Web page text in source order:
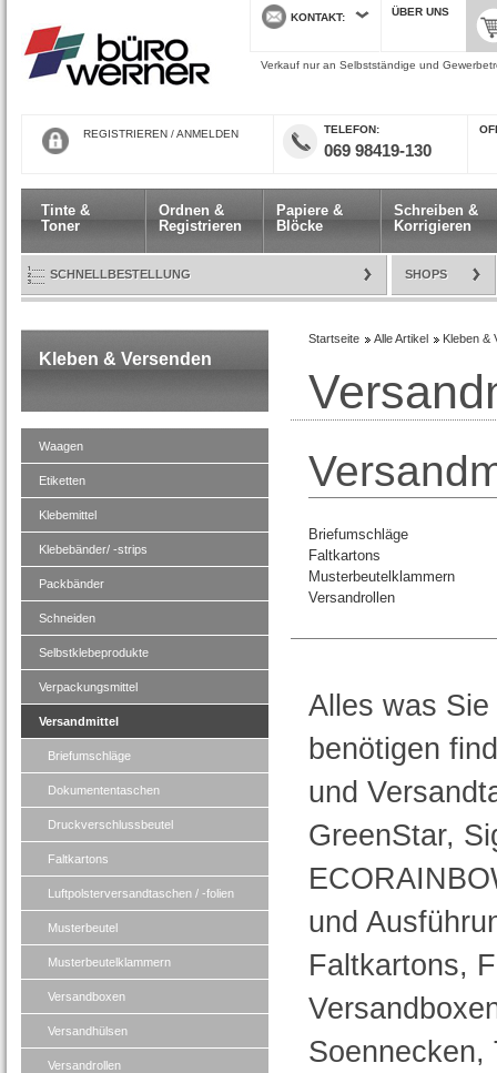
KONTAKT ÜBER UNS
Verkauf nur an Selbstständige und
REGISTRIEREN /ANMELDEN TELEFON
069 98419-130
Tinte &
Toner
Ordnen &
Registrieren
Papiere &
Blöcke
Schreiben &
Korrigieren
SCHNELLBESTELLUNG SHOPS
Kleben & Versenden
Waagen
Etiketten
Klebemittel
Klebebänder/ -strips
Packbänder
Schneiden
Selbstklebeprodukte
Verpackungsmittel
Versandmittel
Briefumschläge
Dokumententaschen
Druckverschlussbeutel
Faltkartons
Luftpolsterversandtaschen / -folien
Musterbeutel
Musterbeutelklammern
Versandboxen
Versandhülsen
Versandrollen
Startseite Alle Artikel Kleben &
Briefumschläge
Faltkartons
Musterbeutelklammern
Versandrollen
Alles was
benötigen
und
GreenStar,
und
Faltkartons,
Soennecken,